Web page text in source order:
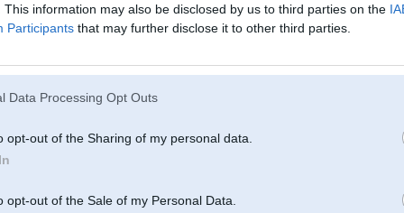
This information may also be disclosed by us to third parties on the
Participants that may further disclose it to other third parties.
Data Processing Opt Outs
opt-out of the Sharing of my personal data.
opt-out of the Sale of my Personal Data.
01. Jan 2016, 18:27